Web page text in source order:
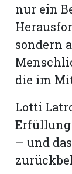
nur ein
sondern
die im
Lotti
Erfüllung
– und